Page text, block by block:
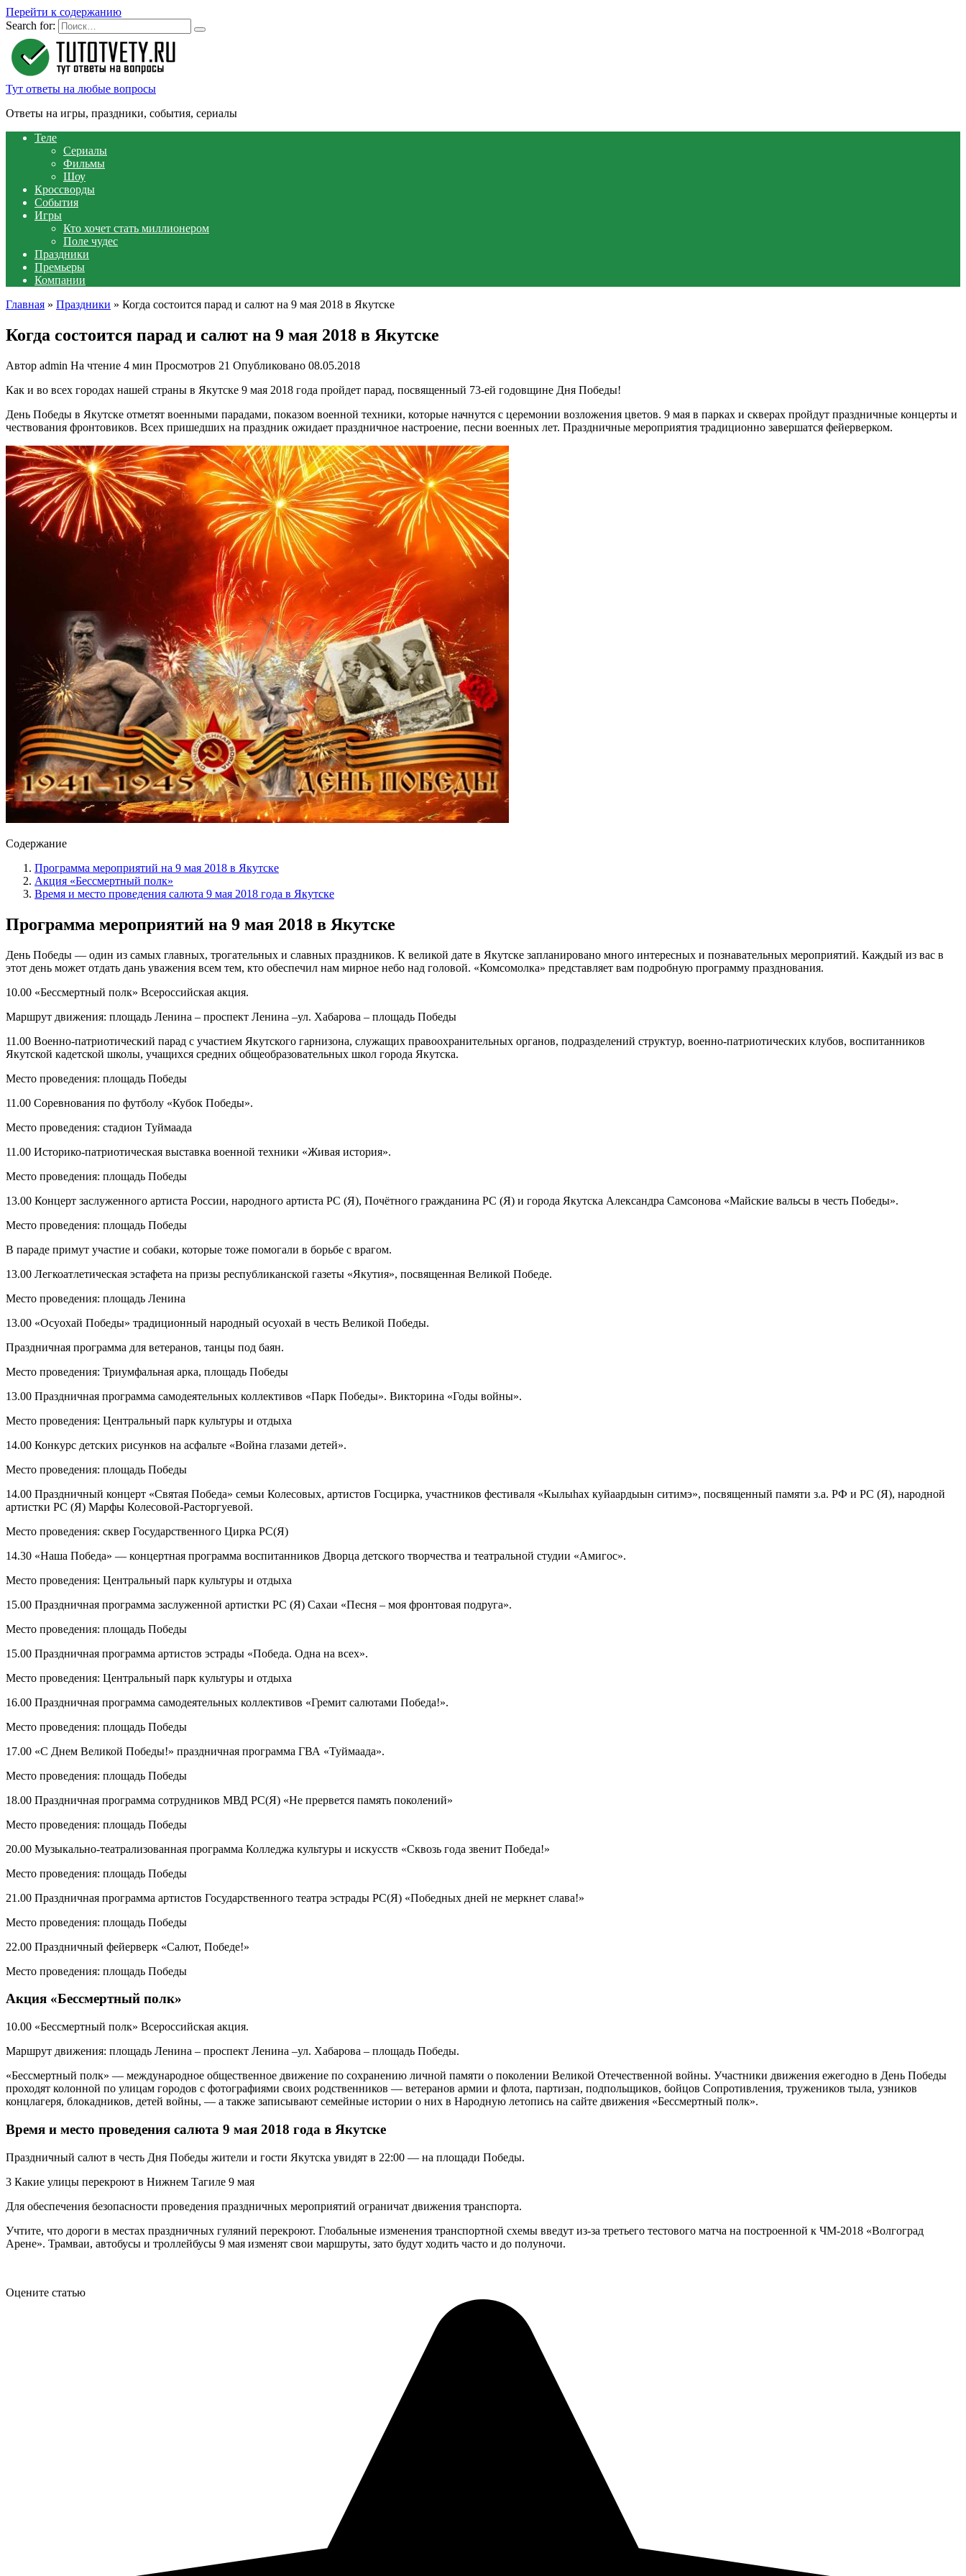
Перейти к содержанию
Search for:
Тут ответы на любые вопросы
Ответы на игры, праздники, события, сериалы
Теле
Сериалы
Фильмы
Шоу
Кроссворды
События
Игры
Кто хочет стать миллионером
Поле чудес
Праздники
Премьеры
Компании
Главная » Праздники » Когда состоится парад и салют на 9 мая 2018 в Якутске
Когда состоится парад и салют на 9 мая 2018 в Якутске
Автор admin На чтение 4 мин Просмотров 21 Опубликовано 08.05.2018
Как и во всех городах нашей страны в Якутске 9 мая 2018 года пройдет парад, посвященный 73-ей годовщине Дня Победы!
День Победы в Якутске отметят военными парадами, показом военной техники, которые начнутся с церемонии возложения цветов. 9 мая в парках и скверах пройдут праздничные концерты и
чествования фронтовиков. Всех пришедших на праздник ожидает праздничное настроение, песни военных лет. Праздничные мероприятия традиционно завершатся фейерверком.
Содержание
Программа мероприятий на 9 мая 2018 в Якутске
Акция «Бессмертный полк»
Время и место проведения салюта 9 мая 2018 года в Якутске
Программа мероприятий на 9 мая 2018 в Якутске
День Победы — один из самых главных, трогательных и славных праздников. К великой дате в Якутске запланировано много интересных и познавательных мероприятий. Каждый из вас в
этот день может отдать дань уважения всем тем, кто обеспечил нам мирное небо над головой. «Комсомолка» представляет вам подробную программу празднования.
10.00 «Бессмертный полк» Всероссийская акция.
Маршрут движения: площадь Ленина – проспект Ленина –ул. Хабарова – площадь Победы
11.00 Военно-патриотический парад с участием Якутского гарнизона, служащих правоохранительных органов, подразделений структур, военно-патриотических клубов, воспитанников
Якутской кадетской школы, учащихся средних общеобразовательных школ города Якутска.
Место проведения: площадь Победы
11.00 Соревнования по футболу «Кубок Победы».
Место проведения: стадион Туймаада
11.00 Историко-патриотическая выставка военной техники «Живая история».
Место проведения: площадь Победы
13.00 Концерт заслуженного артиста России, народного артиста РС (Я), Почётного гражданина РС (Я) и города Якутска Александра Самсонова «Майские вальсы в честь Победы».
Место проведения: площадь Победы
В параде примут участие и собаки, которые тоже помогали в борьбе с врагом.
13.00 Легкоатлетическая эстафета на призы республиканской газеты «Якутия», посвященная Великой Победе.
Место проведения: площадь Ленина
13.00 «Осуохай Победы» традиционный народный осуохай в честь Великой Победы.
Праздничная программа для ветеранов, танцы под баян.
Место проведения: Триумфальная арка, площадь Победы
13.00 Праздничная программа самодеятельных коллективов «Парк Победы». Викторина «Годы войны».
Место проведения: Центральный парк культуры и отдыха
14.00 Конкурс детских рисунков на асфальте «Война глазами детей».
Место проведения: площадь Победы
14.00 Праздничный концерт «Святая Победа» семьи Колесовых, артистов Госцирка, участников фестиваля «Кылыhах куйаардыын ситимэ», посвященный памяти з.а. РФ и РС (Я), народной
артистки РС (Я) Марфы Колесовой-Расторгуевой.
Место проведения: сквер Государственного Цирка РС(Я)
14.30 «Наша Победа» — концертная программа воспитанников Дворца детского творчества и театральной студии «Амигос».
Место проведения: Центральный парк культуры и отдыха
15.00 Праздничная программа заслуженной артистки РС (Я) Сахаи «Песня – моя фронтовая подруга».
Место проведения: площадь Победы
15.00 Праздничная программа артистов эстрады «Победа. Одна на всех».
Место проведения: Центральный парк культуры и отдыха
16.00 Праздничная программа самодеятельных коллективов «Гремит салютами Победа!».
Место проведения: площадь Победы
17.00 «С Днем Великой Победы!» праздничная программа ГВА «Туймаада».
Место проведения: площадь Победы
18.00 Праздничная программа сотрудников МВД РС(Я) «Не прервется память поколений»
Место проведения: площадь Победы
20.00 Музыкально-театрализованная программа Колледжа культуры и искусств «Сквозь года звенит Победа!»
Место проведения: площадь Победы
21.00 Праздничная программа артистов Государственного театра эстрады РС(Я) «Победных дней не меркнет слава!»
Место проведения: площадь Победы
22.00 Праздничный фейерверк «Салют, Победе!»
Место проведения: площадь Победы
Акция «Бессмертный полк»
10.00 «Бессмертный полк» Всероссийская акция.
Маршрут движения: площадь Ленина – проспект Ленина –ул. Хабарова – площадь Победы.
«Бессмертный полк» — международное общественное движение по сохранению личной памяти о поколении Великой Отечественной войны. Участники движения ежегодно в День Победы
проходят колонной по улицам городов с фотографиями своих родственников — ветеранов армии и флота, партизан, подпольщиков, бойцов Сопротивления, тружеников тыла, узников
концлагеря, блокадников, детей войны, — а также записывают семейные истории о них в Народную летопись на сайте движения «Бессмертный полк».
Время и место проведения салюта 9 мая 2018 года в Якутске
Праздничный салют в честь Дня Победы жители и гости Якутска увидят в 22:00 — на площади Победы.
3 Какие улицы перекроют в Нижнем Тагиле 9 мая
Для обеспечения безопасности проведения праздничных мероприятий ограничат движения транспорта.
Учтите, что дороги в местах праздничных гуляний перекроют. Глобальные изменения транспортной схемы введут из-за третьего тестового матча на построенной к ЧМ-2018 «Волгоград
Арене». Трамваи, автобусы и троллейбусы 9 мая изменят свои маршруты, зато будут ходить часто и до полуночи.
Оцените статью